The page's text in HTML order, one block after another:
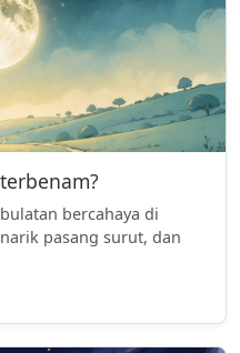
bercahaya di
pasang surut, dan